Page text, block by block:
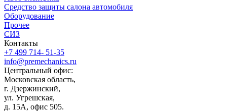
Средство защиты салона автомобиля
Оборудование
Прочее
СИЗ
Контакты
+7 499 714- 51-35
info@premechanics.ru
Центральный офис:
Московская область,
г. Дзержинский,
ул. Угрешская,
д. 15А, офис 505.